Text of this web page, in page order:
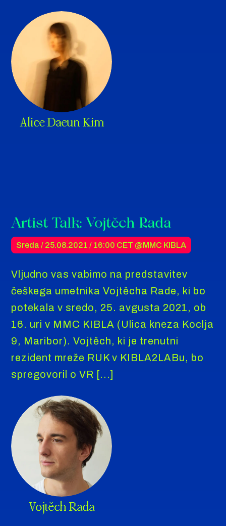
Alice Daeun Kim
Artist Talk: Vojtěch Rada
Sreda / 25.08.2021 / 16:00 CET @MMC KIBLA
Vljudno vas vabimo na predstavitev
češkega umetnika Vojtěcha Rade, ki bo
potekala v sredo, 25. avgusta 2021, ob
16. uri v MMC KIBLA (Ulica kneza Koclja
9, Maribor). Vojtěch, ki je trenutni
rezident mreže RUK v KIBLA2LABu, bo
spregovoril o VR [...]
Vojtěch Rada